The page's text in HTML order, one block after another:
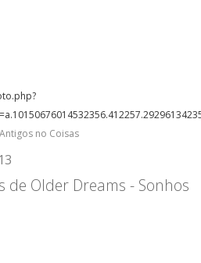
Older Dreams - Sonhos